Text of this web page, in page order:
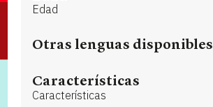
Edad
Otras lenguas disponibles
Características
Características